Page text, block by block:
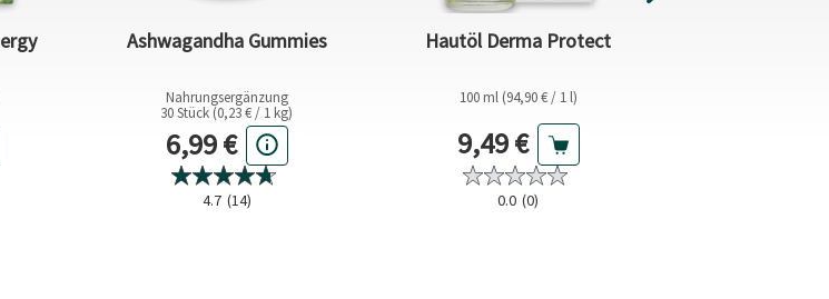
Ashwagandha Gummies
Nahrungsergänzung
30 Stück (0,23 € / 1 kg)
Aktueller Preis
6,99 €
4.7 (14)
Hautöl Derma Protect
100 ml (94,90 € / 1 l)
Aktueller Preis
9,49 €
0.0 (0)